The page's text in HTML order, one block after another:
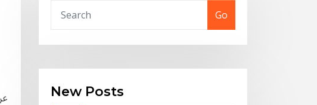
Go
New Posts